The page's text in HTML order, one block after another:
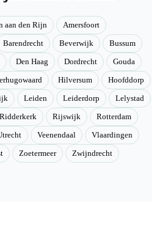
aan den Rijn Amersfoort
Barendrecht Beverwijk Bussum
Den Haag Dordrecht Gouda
Hilversum Hoofddorp
Leiden Leiderdorp Lelystad
Ridderkerk Rijswijk Rotterdam
Veenendaal Vlaardingen
Zoetermeer Zwijndrecht